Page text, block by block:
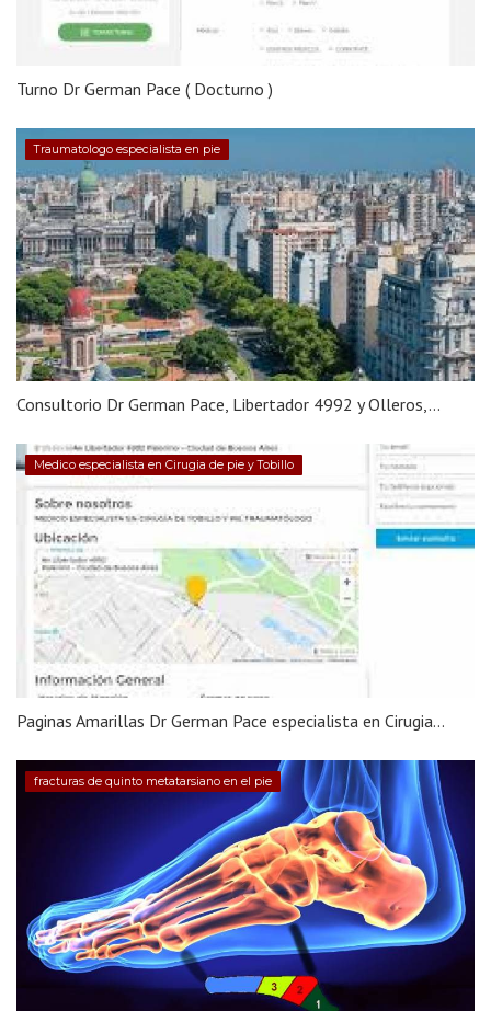
Turno Dr German Pace ( Docturno )
Traumatologo especialista en pie
Consultorio Dr German Pace, Libertador 4992 y Olleros,...
Medico especialista en Cirugia de pie y Tobillo
Paginas Amarillas Dr German Pace especialista en Cirugia...
fracturas de quinto metatarsiano en el pie